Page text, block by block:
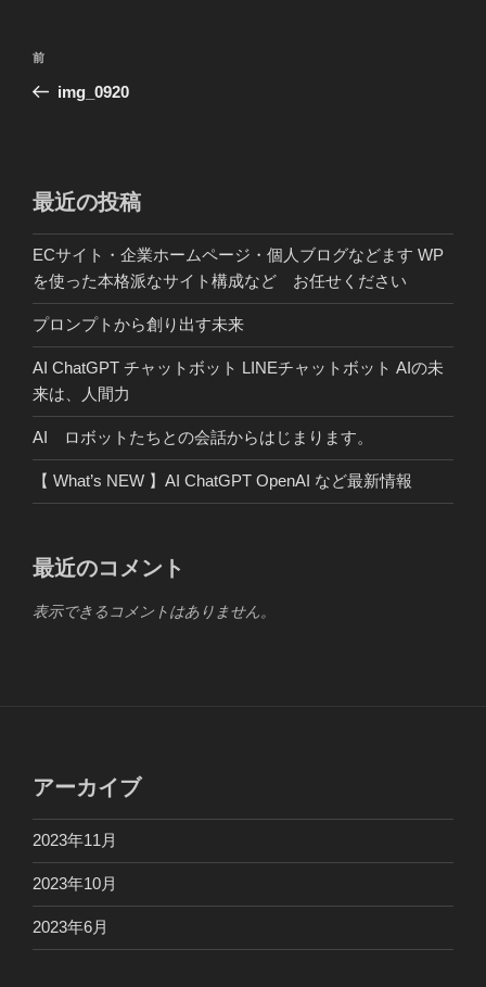
投
ナ
ー
シ
ョ
ン
前
の
前
img_0920
最近の投稿
ECサイト・企業ホームページ・個人ブログなどます WP
を使った本格派なサイト構成など お任せください
プロンプトから創り出す未来
AI ChatGPT チャットボット LINEチャットボット AIの未
来は、人間力
AI ロボットたちとの会話からはじまります。
【 What’s NEW 】AI ChatGPT OpenAI など最新情報
最近のコメント
表示できるコメントはありません。
アーカイブ
2023年11月
2023年10月
2023年6月